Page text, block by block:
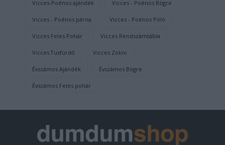
Vicces-Poénos ajándék Vicces - Poénos Bögre
Vicces - Poénos párna Vicces - Poénos Póló
Vicces Feles Pohár Vicces Rendszámtábla
Vicces Tusfürdő Vicces Zokni
Évszámos Ajándék Évszámos Bögre
Évszámos Feles pohár